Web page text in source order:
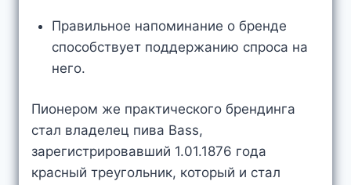
Правильное напоминание о бренде
способствует поддержанию спроса на
него.
Пионером же практического брендинга
стал владелец пива Bass,
зарегистрировавший 1.01.1876 года
красный треугольник, который и стал